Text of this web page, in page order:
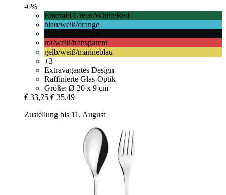
-6%
Emerald Green/White/Red
blau/weiß/orange
rot/weiß/transparent
gelb/weiß/marineblau
+3
Extravagantes Design
Raffinierte Glas-Optik
Größe: Ø 20 x 9 cm
€ 33,25 € 35,49
Zustellung bis 11. August